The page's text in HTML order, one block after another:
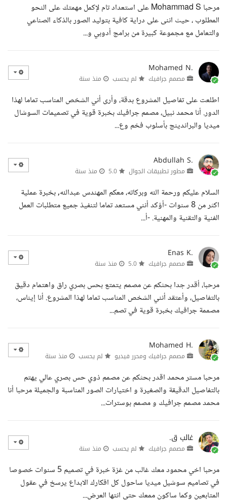
مرحبا Mohammad S على استعداد تام لإكمل مهمتك على النحو
المطلوب ، حيث اننى على دراية كافية بتوليد الصور بالذكاء الصناعي
والتعامل مع مجموعة كبيرة من برامج أدوبي و...
Mohamed N.
مصمم جرافيك لم يحسب منذ سنة
اطلعت على تفاصيل المشروع بدقة، وأرى أني الشخص المناسب تماما لهذا
الدور. أنا محمد نبيل، مصمم جرافيك بخبرة قوية في تصميمات السوشال
ميديا والبراندينج بأسلوب فخم وع...
Abdullah S.
مطور تطبيقات الجوال منذ سنة
السلام عليكم ورحمة الله وبركاته، معكم المهندس عبدالله, بخبرة عملية
اكثر من 8 سنوات -أؤكد أنني مستعد تماما لتنفيذ جميع متطلبات العمل
الفنية والتقنية والمهنية. -أ...
Enas K.
مصمم جرافيك منذ سنة
مرحبا، أقدر جدا بحثكم عن مصمم يتمتع بحس بصري راق واهتمام دقيق
بالتفاصيل، وأعتقد أنني الشخص المناسب تماما لهذا المشروع. أنا إيناس،
مصممة جرافيك بخبرة قوية في تصم...
Mohamed H.
مصمم جرافيك ومحرر فيديو لم يحسب منذ سنة
مرحبا مستر محمد اقدر بحثكم عن مصمم ذوي حس بصري عالي يهتم
بالتفاصيل الدقيقة والصغيرة و اختيارات الصور المناسبة والجميلة مرحبا أنا
محمد مصمم جرافيك و مصمم بوسترات...
غالب ق.
مصمم جرافيك لم يحسب منذ سنة
مرحبا اخي محمود معك غالب من غزة خبرة في تصميم 5 سنوات خصوصا
في تصاميم سوشيل ميديا ساحول كل افكارك الابداع يرسخ في عقول
المتابعين وكما ساكون ممعك حتى انتها العرض...